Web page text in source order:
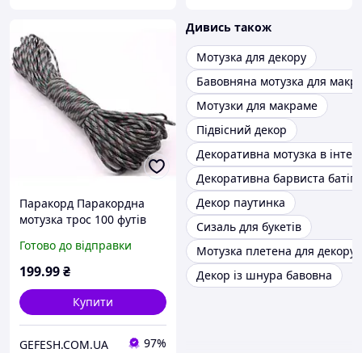
Паракорд Паракордна
мотузка трос 100 футів
поліестер колір Forest
camouflage
Готово до відправки
199.99₴
Купити
GEFESH.COM.UA 97%
Дивись також
Мотузка для декору
Бавовняна мотузка для
Мотузки для макраме
Підвісний декор
Декоративна мотузка в
Декоративна барвиста батіг
Декор паутинка
Сизаль для букетів
Мотузка плетена для декору
Декор із шнура бавовна